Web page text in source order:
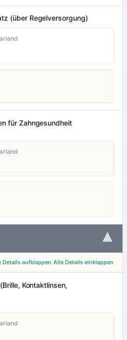
(über Regelversorgung)
für Zahngesundheit
▾
Details aufklappen Alle Details einklappen
Kontaktlinsen,